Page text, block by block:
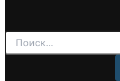
Поиск
товаров